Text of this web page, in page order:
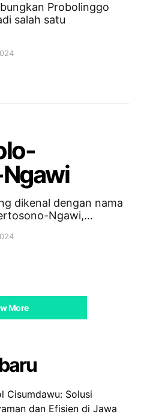
Probolinggo
salah satu
dikenal dengan nama
Ngawi,…
More
Cisumdawu: Solusi
dan Efisien di Jawa